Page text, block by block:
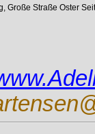
Große Straße Oster